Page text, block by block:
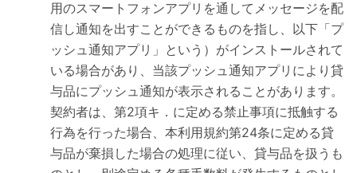
用のスマートフォンアプリを通してメッセージを配
信し通知を出すことができるものを指し、以下「プ
ッシュ通知アプリ」という）がインストールされて
いる場合があり、当該プッシュ通知アプリにより貸
与品にプッシュ通知が表示されることがあります。
契約者は、第2項キ．に定める禁止事項に抵触する
行為を行った場合、本利用規約第24条に定める貸
与品が棄損した場合の処理に従い、貸与品を扱うも